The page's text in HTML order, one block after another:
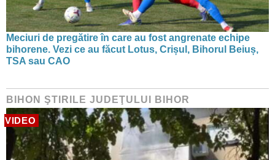
Meciuri de pregătire în care au fost angrenate echipe
bihorene. Vezi ce au făcut Lotus, Crișul, Bihorul Beiuș,
TSA sau CAO
BIHON ŞTIRILE JUDEŢULUI BIHOR
VIDEO